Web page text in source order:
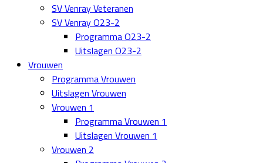
SV Venray Veteranen
SV Venray O23-2
Programma O23-2
Uitslagen O23-2
Vrouwen
Programma Vrouwen
Uitslagen Vrouwen
Vrouwen 1
Programma Vrouwen 1
Uitslagen Vrouwen 1
Vrouwen 2